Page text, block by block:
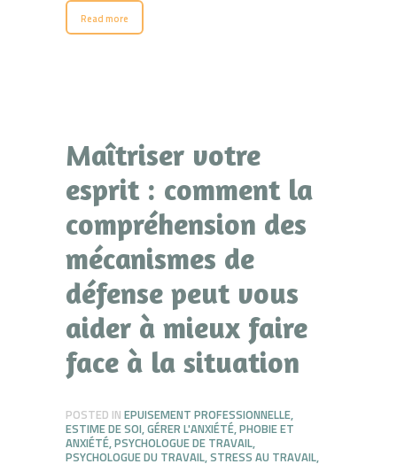
Read more
Maîtriser votre
esprit : comment la
compréhension des
mécanismes de
défense peut vous
aider à mieux faire
face à la situation
POSTED IN EPUISEMENT PROFESSIONNELLE,
ESTIME DE SOI,GÉRER L'ANXIÉTÉ,PHOBIE ET
ANXIÉTÉ,PSYCHOLOGUE DE TRAVAIL,
PSYCHOLOGUE DU TRAVAIL,STRESS AU TRAVAIL,